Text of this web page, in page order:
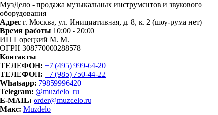
МузДело - продажа музыкальных инструментов и звукового
оборудования
Адрес г. Москва, ул. Инициативная, д. 8, к. 2 (шоу-рума нет)
Время работы 10:00 - 20:00
ИП Порецкий М. М.
ОГРН 308770000288578
Контакты
ТЕЛЕФОН: +7 (495) 999-64-20
ТЕЛЕФОН: +7 (985) 750-44-22
Whatsapp: 79859996420
Telegram: @muzdelo_ru
E-MAIL: order@muzdelo.ru
Макс: Muzdelo